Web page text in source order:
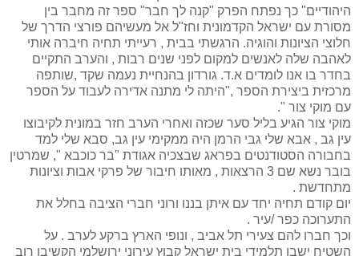
היהודיים" כך נפתח הפרק "קנה לך חבר" ספר זה מחבר בין
מסורת עם ישראל הקדמונית וחז"ל אל מעשיהם פורצי הדרך של
חלוצי הציונות והוגיה. הרגשתי בבית , רעייתי תחיה חיברה אותי
לאהבה שלה לאנשים למקום לפני שנים רבות , והערב התקיים
בחדר בו אנו לומדים א.ד. גורדון בהנחיית נעמה שקד ,שותפה
מרכזית ביצירת הספר ,"היתה לי מתנה אדירה לעבוד על הספר
עם מוקי צור ".
מוקי צור הגיע בליל סער שכזה ואחרי הערב חזר במונית לקיבוצו
עין גב , אבא שלי גבי הרמן היה ממקימי עין גב, סבא שלי למד
בחבורה הסטודנטים בפראג שבצכיה אגודת "בר כוכבא ", שמרטין
בובר נשא שם 3 הרצאות , מאותו חיבור של פרקי אבות וציונות
מתחדשת .
יום קודם תחיה יחד עם איתן בננו ורוני חברי הציבה בחלל את
התערוכה כפר /עיר .
וכך חברו להם צעירי תל אביב , ונופי הארץ ברקע לערב . על
השטיח ישבו תלמידי בית ישראל קבוץ עירוני ירושלמי הקשיבו רוב